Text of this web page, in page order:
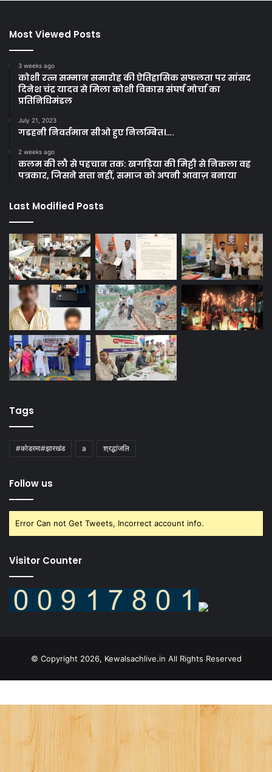
Most Viewed Posts
3 weeks ago
कोशी रत्न सम्मान समारोह की ऐतिहासिक सफलता पर सांसद
दिनेश चंद्र यादव से मिला कोशी विकास संघर्ष मोर्चा का
प्रतिनिधिमंडल
July 21, 2023
गडहनी निवर्तमान सीओ हुए निलम्बित।….
2 weeks ago
कलम की लौ से पहचान तक: खगड़िया की मिट्टी से निकला वह
पत्रकार, जिसने सत्ता नहीं, समाज को अपनी आवाज़ बनाया
Last Modified Posts
Tags
#कोडरमा#झारखंड a श्रद्धांजलि
Follow us
Error Can not Get Tweets, Incorrect account info.
Visitor Counter
© Copyright 2026, Kewalsachlive.in All Rights Reserved